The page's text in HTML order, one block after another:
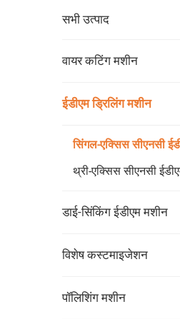
सभी उत्पाद
वायर कटिंग मशीन
ईडीएम ड्रिलिंग मशीन
सिंगल-एक्सिस सीएनसी
थ्री-एक्सिस सीएनसी
डाई-सिंकिंग ईडीएम मशीन
विशेष कस्टमाइजेशन
पॉलिशिंग मशीन